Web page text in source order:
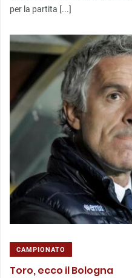
per la partita [...]
CAMPIONATO
Toro, ecco il Bologna